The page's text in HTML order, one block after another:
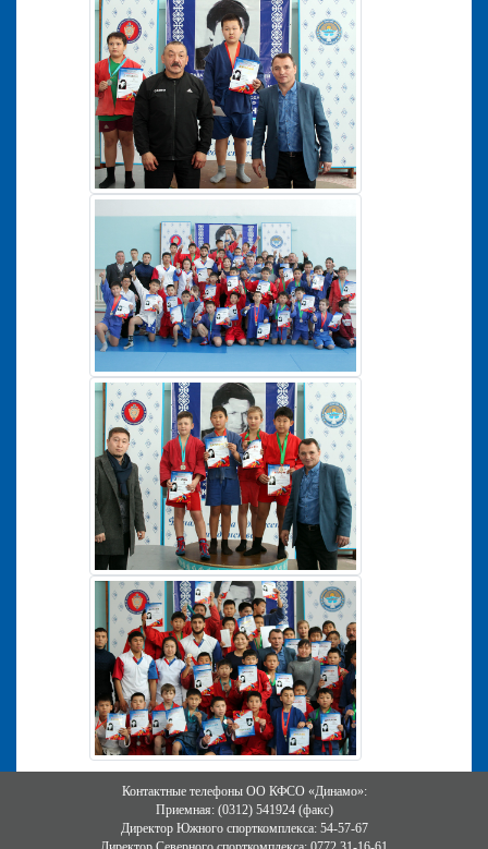
Контактные телефоны ОО КФСО «Динамо»:
Приемная: (0312) 541924 (факс)
Директор Южного спорткомплекса: 54-57-67